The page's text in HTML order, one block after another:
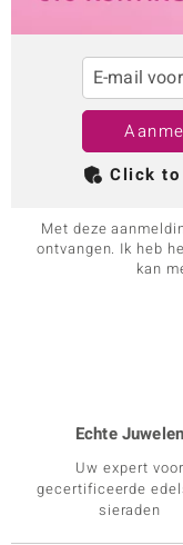
E-mail
Click
Met deze
ontvangen. Ik heb
kan
Echte Juwelen
Uw expert voor
gecertificeerde
sieraden